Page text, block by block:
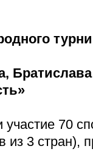
70
из 3 стран),